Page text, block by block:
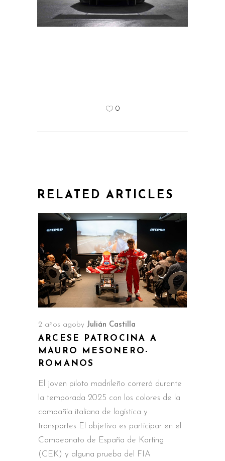
0
RELATED ARTICLES
2 años ago by Julián Castilla
ARCESE PATROCINA A
MAURO MESONERO-
ROMANOS
El joven piloto madrileño correrá durante
la temporada 2025 con los colores de la
compañía italiana de logística y
transportes El objetivo es participar en el
Campeonato de España de Karting
(CEK) y alguna prueba del FIA